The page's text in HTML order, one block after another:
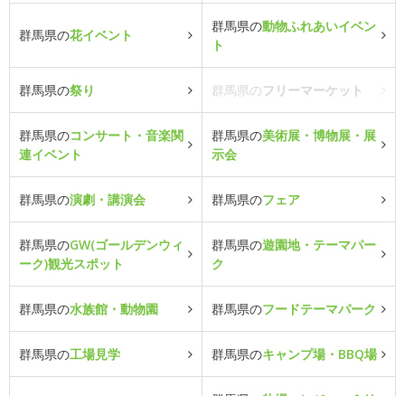
群馬県の花イベント
群馬県の動物ふれあいイベン
ト
群馬県の祭り 群馬県のフリーマーケット
群馬県のコンサート・音楽関
連イベント
群馬県の美術展・博物展・展
示会
群馬県の演劇・講演会 群馬県のフェア
群馬県のGW(ゴールデンウィ
ーク)観光スポット
群馬県の遊園地・テーマパー
ク
群馬県の水族館・動物園 群馬県のフードテーマパーク
群馬県の工場見学 群馬県のキャンプ場・BBQ場